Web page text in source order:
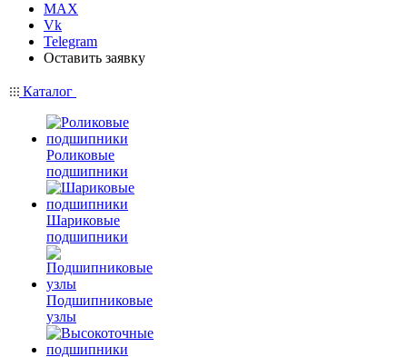
MAX
Vk
Telegram
Оставить заявку
Каталог
Роликовые
подшипники
Шариковые
подшипники
Подшипниковые
узлы